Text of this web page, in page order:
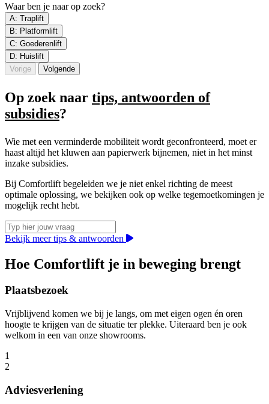
Waar ben je naar op zoek?
A: Traplift
B: Platformlift
C: Goederenlift
D: Huislift
Vorige
Volgende
Op zoek naar tips, antwoorden of
subsidies?
Wie met een verminderde mobiliteit wordt geconfronteerd, moet er
haast altijd het kluwen aan papierwerk bijnemen, niet in het minst
inzake subsidies.
Bij Comfortlift begeleiden we je niet enkel richting de meest
optimale oplossing, we bekijken ook op welke tegemoetkomingen je
mogelijk recht hebt.
Bekijk meer tips & antwoorden
Hoe Comfortlift je in beweging brengt
Plaatsbezoek
Vrijblijvend komen we bij je langs, om met eigen ogen én oren
hoogte te krijgen van de situatie ter plekke. Uiteraard ben je ook
welkom in een van onze showrooms.
1
2
Adviesverlening